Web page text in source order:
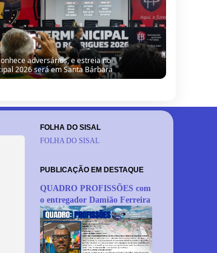
adversários, e estreia no
2026 será em Santa Bárbara
FOLHA DO SISAL
FOLHA DO SISAL
PUBLICAÇÃO EM DESTAQUE
QUADRO PROFISSÕES com
o entregador Damião Ferreira